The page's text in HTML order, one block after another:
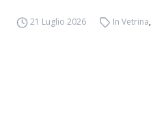
21 Luglio 2026 In Vetrina,